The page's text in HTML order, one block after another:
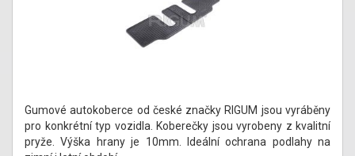
Gumové autokoberce od české značky RIGUM jsou vyráběny
pro konkrétní typ vozidla. Koberečky jsou vyrobeny z kvalitní
pryže. Výška hrany je 10mm. Ideální ochrana podlahy na